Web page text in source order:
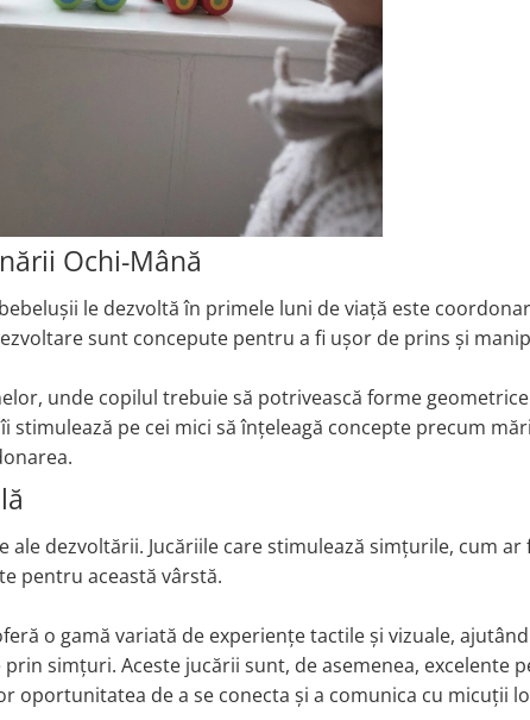
Ochi-Mână
le dezvoltă în primele luni de viață este
sunt concepute pentru a fi ușor de prins și
unde copilul trebuie să potrivească forme
pe cei mici să înțeleagă concepte precum
dezvoltării. Jucăriile care stimulează simțurile, cum ar
pentru această vârstă.
o gamă variată de experiențe tactile și vizuale, ajutând
simțuri. Aceste jucării sunt, de asemenea, excelente
oportunitatea de a se conecta și a comunica cu micuții